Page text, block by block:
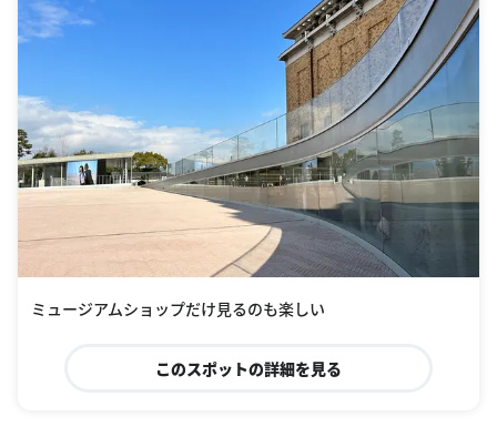
ミュージアムショップだけ見るのも楽しい
このスポットの詳細を見る